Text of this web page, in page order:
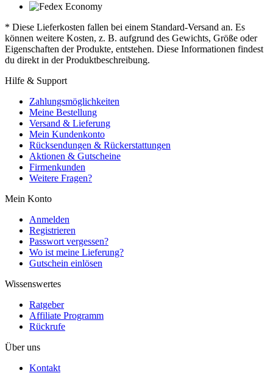
* Diese Lieferkosten fallen bei einem Standard-Versand an. Es
können weitere Kosten, z. B. aufgrund des Gewichts, Größe oder
Eigenschaften der Produkte, entstehen. Diese Informationen findest
du direkt in der Produktbeschreibung.
Hilfe & Support
Zahlungsmöglichkeiten
Meine Bestellung
Versand & Lieferung
Mein Kundenkonto
Rücksendungen & Rückerstattungen
Aktionen & Gutscheine
Firmenkunden
Weitere Fragen?
Mein Konto
Anmelden
Registrieren
Passwort vergessen?
Wo ist meine Lieferung?
Gutschein einlösen
Wissenswertes
Ratgeber
Affiliate Programm
Rückrufe
Über uns
Kontakt